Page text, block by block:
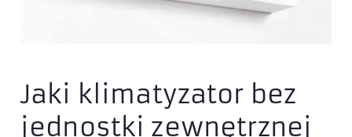
Jaki klimatyzator bez
jednostki zewnętrznej